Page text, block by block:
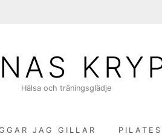
Hälsa och träningsglädje
JAG GILLAR